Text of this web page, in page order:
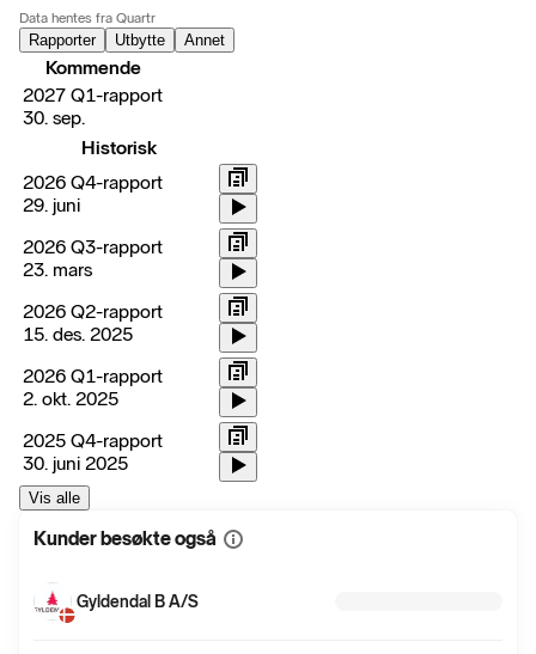
Data hentes fra Quartr
Rapporter Utbytte Annet
Kommende
2027 Q1-rapport
30. sep.
Historisk
2026 Q4-rapport
29. juni
2026 Q3-rapport
23. mars
2026 Q2-rapport
15. des. 2025
2026 Q1-rapport
2. okt. 2025
2025 Q4-rapport
30. juni 2025
Vis alle
Kunder besøkte også Vis
Gyldendal B A/S